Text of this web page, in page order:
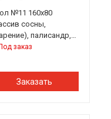
№11 160х80
сосны,
палисандр,
Под заказ
Заказать